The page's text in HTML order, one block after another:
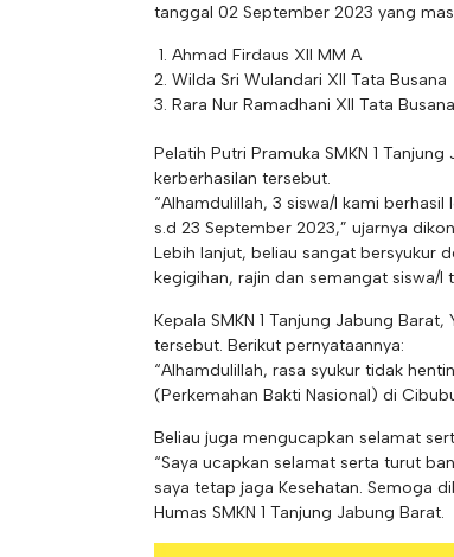
tanggal 02 September 2023 yang
Ahmad Firdaus XII MM A
Wilda Sri Wulandari XII Tata Busana
Rara Nur Ramadhani XII Tata Busana
Pelatih Putri Pramuka SMKN 1
kerberhasilan tersebut.
“Alhamdulillah, 3 siswa/I kami
s.d 23 September 2023,” ujarnya
Lebih lanjut, beliau sangat bersyukur
kegigihan, rajin dan semangat siswa/I
Kepala SMKN 1 Tanjung Jabung
tersebut. Berikut pernyataannya:
“Alhamdulillah, rasa syukur tidak
(Perkemahan Bakti Nasional) di
Beliau juga mengucapkan selamat
“Saya ucapkan selamat serta turut
saya tetap jaga Kesehatan. Semoga
Humas SMKN 1 Tanjung Jabung Barat.